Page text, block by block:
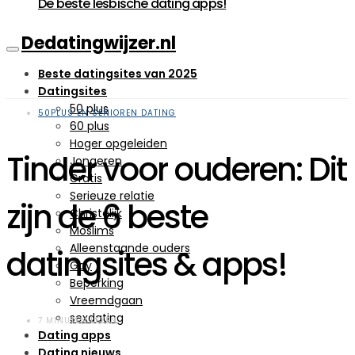
Dedatingwijzer.nl
Beste datingsites van 2025
Datingsites
50 plus
60 plus
Hoger opgeleiden
Jongeren
Gratis
Serieuze relatie
Christelijk
Moslims
Alleenstaande ouders
Gay
Beperking
Vreemdgaan
sexdating
Dating apps
50PLUS EN SENIOREN DATING
Tinder voor ouderen: Dit
zijn de 6 beste
datingsites & apps!
7 MINUTEN LEZEN